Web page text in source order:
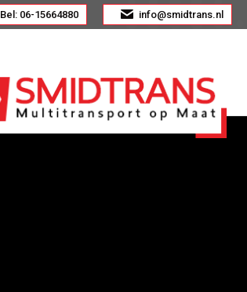
Bel: 06-15664880 info@smidtrans.nl